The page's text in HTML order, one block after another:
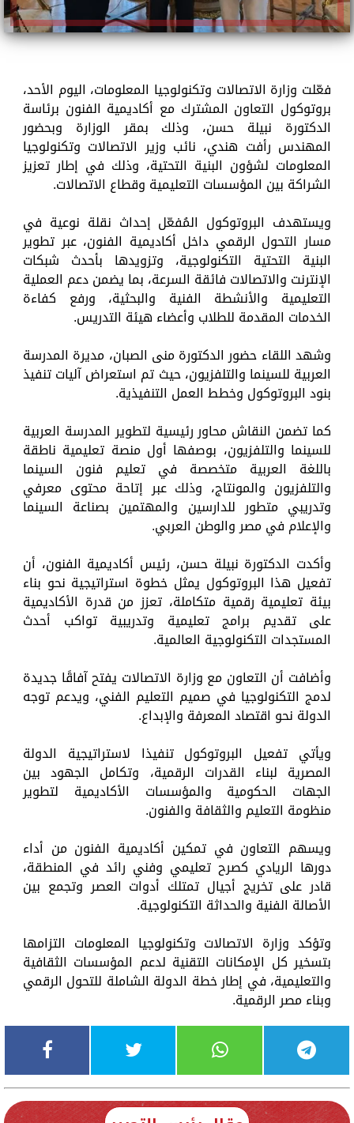
فعّلت وزارة الاتصالات وتكنولوجيا المعلومات، اليوم الأحد،
بروتوكول التعاون المشترك مع أكاديمية الفنون برئاسة
الدكتورة نبيلة حسن، وذلك بمقر الوزارة وبحضور
المهندس رأفت هندي، نائب وزير الاتصالات وتكنولوجيا
المعلومات لشؤون البنية التحتية، وذلك في إطار تعزيز
الشراكة بين المؤسسات التعليمية وقطاع الاتصالات.
ويستهدف البروتوكول المُفعّل إحداث نقلة نوعية في
مسار التحول الرقمي داخل أكاديمية الفنون، عبر تطوير
البنية التحتية التكنولوجية، وتزويدها بأحدث شبكات
الإنترنت والاتصالات فائقة السرعة، بما يضمن دعم العملية
التعليمية والأنشطة الفنية والبحثية، ورفع كفاءة
الخدمات المقدمة للطلاب وأعضاء هيئة التدريس.
وشهد اللقاء حضور الدكتورة منى الصبان، مديرة المدرسة
العربية للسينما والتلفزيون، حيث تم استعراض آليات تنفيذ
بنود البروتوكول وخطط العمل التنفيذية.
كما تضمن النقاش محاور رئيسية لتطوير المدرسة العربية
للسينما والتلفزيون، بوصفها أول منصة تعليمية ناطقة
باللغة العربية متخصصة في تعليم فنون السينما
والتلفزيون والمونتاج، وذلك عبر إتاحة محتوى معرفي
وتدريبي متطور للدارسين والمهتمين بصناعة السينما
والإعلام في مصر والوطن العربي.
وأكدت الدكتورة نبيلة حسن، رئيس أكاديمية الفنون، أن
تفعيل هذا البروتوكول يمثل خطوة استراتيجية نحو بناء
بيئة تعليمية رقمية متكاملة، تعزز من قدرة الأكاديمية
على تقديم برامج تعليمية وتدريبية تواكب أحدث
المستجدات التكنولوجية العالمية.
وأضافت أن التعاون مع وزارة الاتصالات يفتح آفاقًا جديدة
لدمج التكنولوجيا في صميم التعليم الفني، ويدعم توجه
الدولة نحو اقتصاد المعرفة والإبداع.
ويأتي تفعيل البروتوكول تنفيذا لاستراتيجية الدولة
المصرية لبناء القدرات الرقمية، وتكامل الجهود بين
الجهات الحكومية والمؤسسات الأكاديمية لتطوير
منظومة التعليم والثقافة والفنون.
ويسهم التعاون في تمكين أكاديمية الفنون من أداء
دورها الريادي كصرح تعليمي وفني رائد في المنطقة،
قادر على تخريج أجيال تمتلك أدوات العصر وتجمع بين
الأصالة الفنية والحداثة التكنولوجية.
وتؤكد وزارة الاتصالات وتكنولوجيا المعلومات التزامها
بتسخير كل الإمكانات التقنية لدعم المؤسسات الثقافية
والتعليمية، في إطار خطة الدولة الشاملة للتحول الرقمي
وبناء مصر الرقمية.